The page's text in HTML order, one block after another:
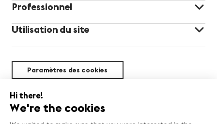
Professionnel
Utilisation du site
Paramètres des cookies